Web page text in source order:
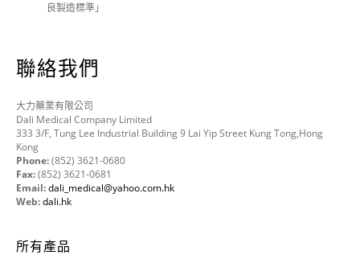
良製造標準」
聯絡我們
大力藥業有限公司
Dali Medical Company Limited
333 3/F, Tung Lee Industrial Building 9 Lai Yip Street Kung Tong,Hong
Kong
Phone:(852) 3621-0680
Fax:(852) 3621-0681
Email:dali_medical@yahoo.com.hk
Web:dali.hk
所有產品